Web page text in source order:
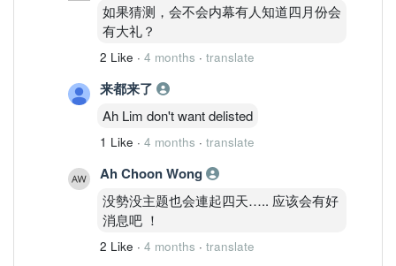
如果猜测，会不会内幕有人知道四月份会
有大礼？
2 Like · 4 months · translate
来都来了
Ah Lim don't want delisted
1 Like · 4 months · translate
Ah Choon Wong
没勢没主题也会連起四天….. 应该会有好
消息吧 ！
2 Like · 4 months · translate